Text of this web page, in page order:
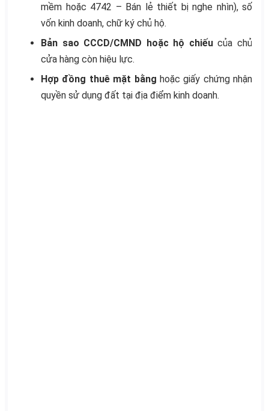
mềm hoặc 4742 – Bán lẻ thiết bị nghe nhìn), số
vốn kinh doanh, chữ ký chủ hộ.
Bản sao CCCD/CMND hoặc hộ chiếucủa chủ
cửa hàng còn hiệu lực.
Hợp đồng thuê mặt bằng hoặc giấy chứng nhận
quyền sử dụng đất tại địa điểm kinh doanh.